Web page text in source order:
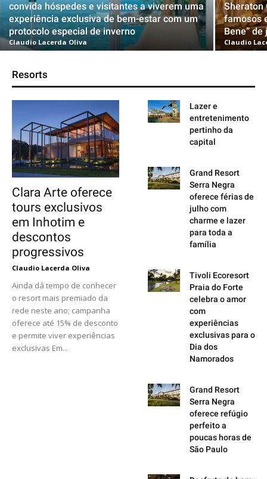
convida hóspedes e visitantes a viverem uma
experiência exclusiva de bem-estar com um
protocolo especial de inverno
Claudio Lacerda Oliva
Sheraton
famosos
Bene” de
Claudio
Resorts
Clara Arte oferece
tours exclusivos
em Inhotim e
descontos
progressivos
Claudio Lacerda Oliva
Ainda dá tempo de conhecer
o resort mais premiado da
rede neste ano; campanha
oferece até 15% de desconto
e permite viver experiências
exclusivas Em...
Lazer e
entretenimento
pertinho da
capital
Grand Resort
Serra Negra
oferece férias de
julho com
charme e lazer
para toda a
família
Tivoli Ecoresort
Praia do Forte
celebra o amor
com
experiências
exclusivas para o
Dia dos
Namorados
Grand Resort
Serra Negra
oferece refúgio
perfeito a
poucas horas de
São Paulo